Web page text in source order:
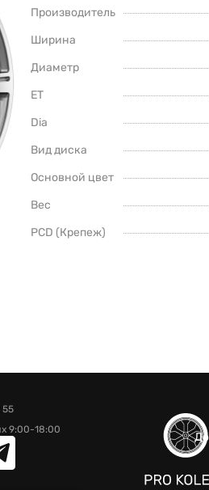
Производитель
Ширина
Диаметр
ET
Dia
Вид диска
Основной цвет
Вес
PCD (Крепеж)
55
9:00-18:00